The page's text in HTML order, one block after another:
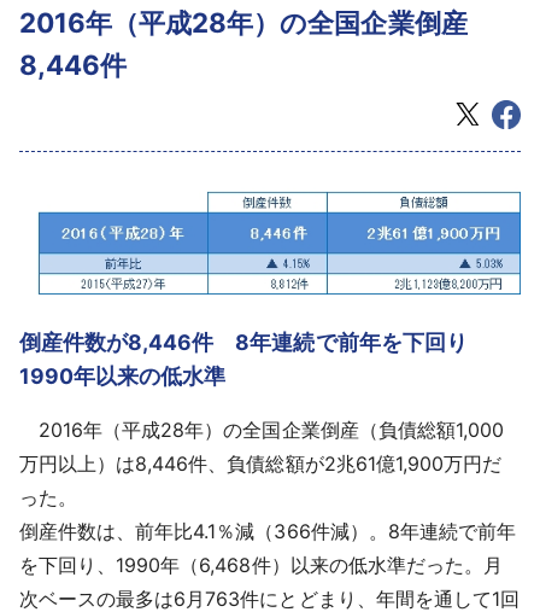
よくあるご質問
2016年（平成28年）の全国企業倒産
8,446件
倒産件数が8,446件 8年連続で前年を下回り
1990年以来の低水準
2016年（平成28年）の全国企業倒産（負債総額1,000
万円以上）は8,446件、負債総額が2兆61億1,900万円だ
った。
倒産件数は、前年比4.1％減（366件減）。8年連続で前年
を下回り、1990年（6,468件）以来の低水準だった。月
次ベースの最多は6月763件にとどまり、年間を通して1回